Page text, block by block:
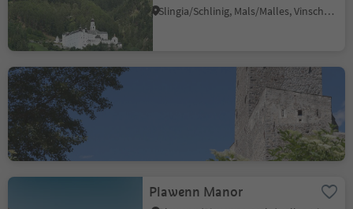
Slingia/Schlinig, Mals/Malles, Vinschgau/Val Venosta
Fürstenburg Castle
Burgusio/Burgeis, Mals/Malles, Vinschgau/Val Venosta
Plawenn Manor